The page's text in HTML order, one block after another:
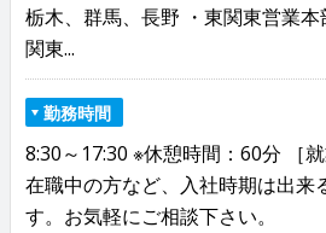
栃木、群馬、長野 ・東関東営業
関東...
勤務時間
8:30～17:30 ※休憩時間：60分 ［
在職中の方など、入社時期は出来
す。お気軽にご相談下さい。